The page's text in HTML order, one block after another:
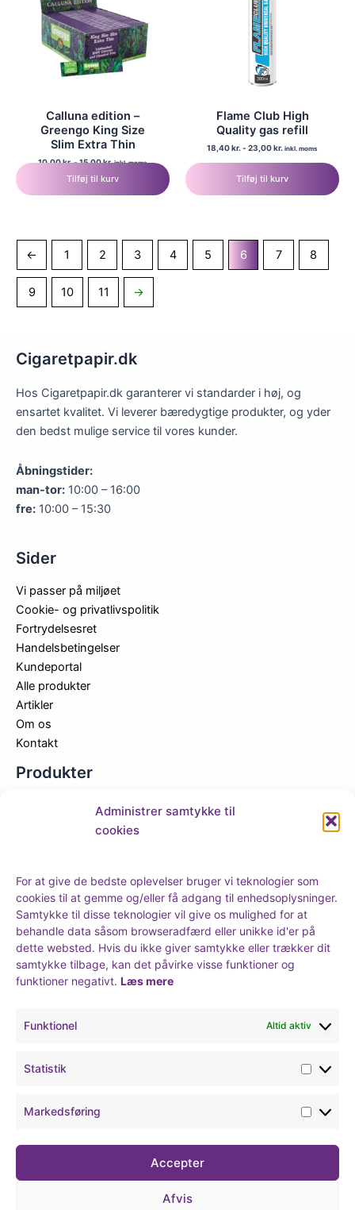
Administrer samtykke til
cookies
For at give de bedste oplevelser bruger vi teknologier som
cookies til at gemme og/eller få adgang til enhedsoplysninger.
Samtykke til disse teknologier vil give os mulighed for at
behandle data såsom browseradfærd eller unikke id'er på
dette websted. Hvis du ikke giver samtykke eller trækker dit
samtykke tilbage, kan det påvirke visse funktioner og
funktioner negativt. Læs mere
Funktionel Altid aktiv
Statistik
Statistik
Markedsføring
Accepter
Afvis
Calluna edition –
Greengo King Size
Slim Extra Thin
10,00kr.-15,00kr. inkl. moms
Tilføj til kurv
Flame Club High
Quality gas refill
18,40kr. - 23,00kr. inkl. moms
Tilføj til kurv
← 1 2 3 4 5 6 7 8
9 10 11 →
Cigaretpapir.dk
Hos Cigaretpapir.dk garanterer vi standarder i høj, og
ensartet kvalitet. Vi leverer bæredygtige produkter, og yder
den bedst mulige service til vores kunder.
Åbningstider:
man-tor: 10:00 – 16:00
fre: 10:00 – 15:30
Sider
Vi passer på miljøet
Cookie- og privatlivspolitik
Fortrydelsesret
Handelsbetingelser
Kundeportal
Alle produkter
Artikler
Om os
Kontakt
Produkter
Cones
Filter
Tray set
Lighter
Tilbehør
Kontakt
support@cigaretpapir.dk
Face
Instagram